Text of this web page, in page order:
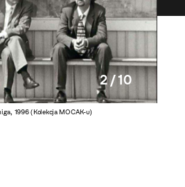
1996 (Kolekcja MOCAK-u)
2 / 10